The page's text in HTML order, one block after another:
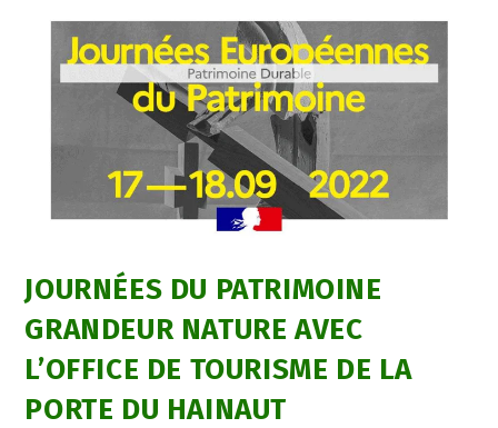
JOURNÉES DU PATRIMOINE
GRANDEUR NATURE AVEC
L’OFFICE DE TOURISME DE LA
PORTE DU HAINAUT